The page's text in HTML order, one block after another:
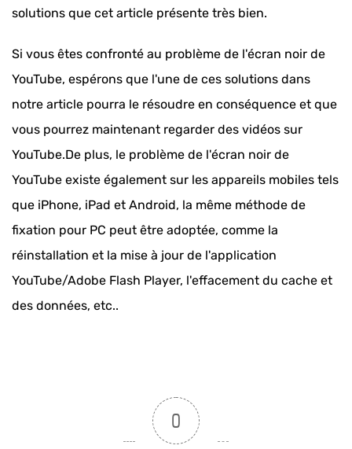
solutions que cet article présente très bien.
Si vous êtes confronté au problème de l'écran noir de
YouTube, espérons que l'une de ces solutions dans
notre article pourra le résoudre en conséquence et que
vous pourrez maintenant regarder des vidéos sur
YouTube.De plus, le problème de l'écran noir de
YouTube existe également sur les appareils mobiles tels
que iPhone, iPad et Android, la même méthode de
fixation pour PC peut être adoptée, comme la
réinstallation et la mise à jour de l'application
YouTube/Adobe Flash Player, l'effacement du cache et
des données, etc..
0